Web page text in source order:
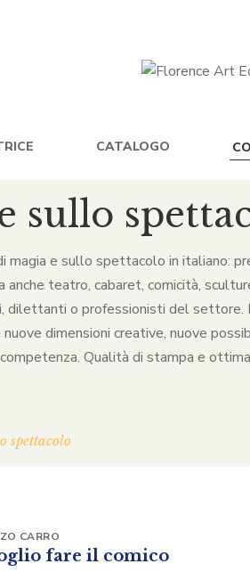
CATALOGO
sullo
e sullo spettacolo in italiano:
anche teatro, cabaret, comicità,
dilettanti o professionisti del
dimensioni creative, nuove
Qualità di stampa e
spettacolo
fare il comico
CARRO